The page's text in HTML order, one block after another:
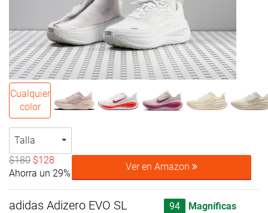
Cualquier
color
Talla
$180 $128
Ahorra un 29%
Ver en Amazon
adidas Adizero EVO SL 94 Magníficas